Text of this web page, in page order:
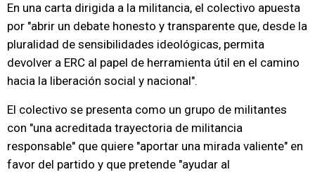
En una carta dirigida a la militancia, el colectivo apuesta
por "abrir un debate honesto y transparente que, desde la
pluralidad de sensibilidades ideológicas, permita
devolver a ERC al papel de herramienta útil en el camino
hacia la liberación social y nacional".
El colectivo se presenta como un grupo de militantes
con "una acreditada trayectoria de militancia
responsable" que quiere "aportar una mirada valiente" en
favor del partido y que pretende "ayudar al